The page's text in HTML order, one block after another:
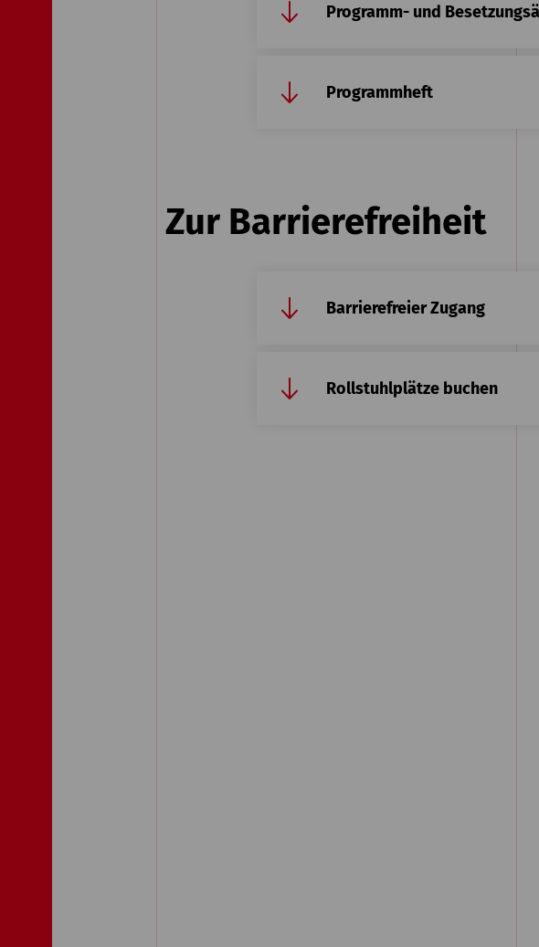
Programm- und
Programmheft
Zur Barrierefreiheit
Barrierefreier Zugang
Rollstuhlplätze buchen